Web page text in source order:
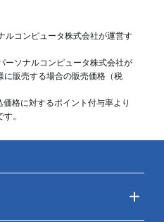
ルコンピュータ株式会社が運営す
ーソナルコンピュータ株式会社が
に販売する場合の販売価格（税
価格に対するポイント付与率より
。